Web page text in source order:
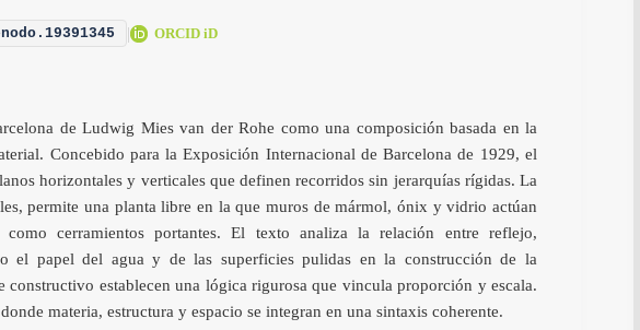
| ORCID iD
de Ludwig Mies van der Rohe como una composición basada en la
Concebido para la Exposición Internacional de Barcelona de 1929, el
horizontales y verticales que definen recorridos sin jerarquías rígidas. La
permite una planta libre en la que muros de mármol, ónix y vidrio actúan
cerramientos portantes. El texto analiza la relación entre reflejo,
el papel del agua y de las superficies pulidas en la construcción de la
establecen una lógica rigurosa que vincula proporción y escala.
materia, estructura y espacio se integran en una sintaxis coherente.